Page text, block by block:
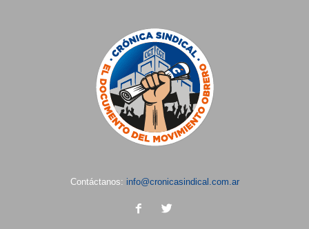
Contáctanos: info@cronicasindical.com.ar